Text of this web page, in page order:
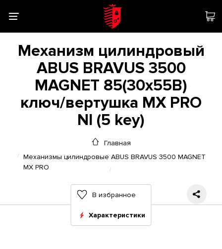
Механизм цилиндровый
ABUS BRAVUS 3500
MAGNET 85(30x55В)
ключ/вертушка MX PRO
NI (5 key)
Главная
Механизмы цилиндровые ABUS BRAVUS 3500 MAGNET
MX PRO
В избранное
Характеристики